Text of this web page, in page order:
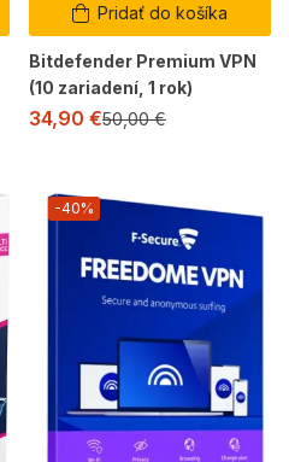
Pridať do košíka
Bitdefender Premium VPN
(10 zariadení, 1 rok)
34,90 €50,00€
-40%